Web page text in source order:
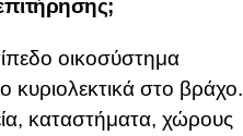
οικοσύστημα
κυριολεκτικά στο βράχο.
καταστήματα, χώρους